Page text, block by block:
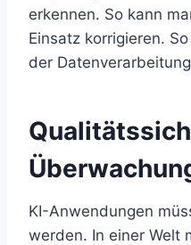
erkennen. So kann
Einsatz korrigieren.
der
KI-Anwendungen
werden. In einer Welt